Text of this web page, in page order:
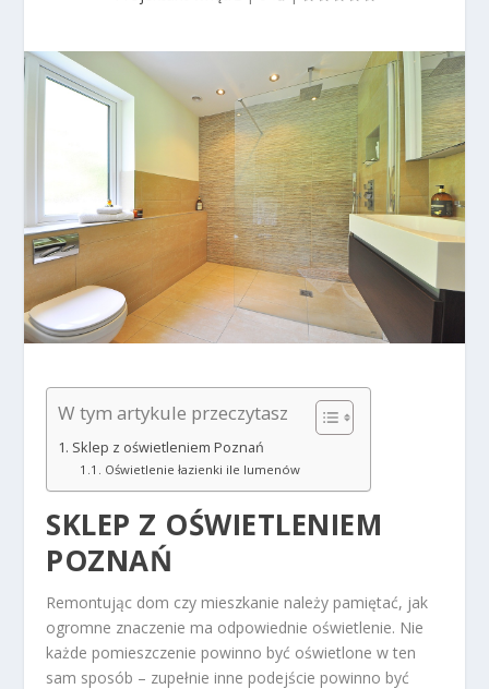
W tym artykule przeczytasz
Sklep z oświetleniem Poznań
Oświetlenie łazienki ile lumenów
SKLEP Z OŚWIETLENIEM
POZNAŃ
Remontując dom czy mieszkanie należy pamiętać, jak
ogromne znaczenie ma odpowiednie oświetlenie. Nie
każde pomieszczenie powinno być oświetlone w ten
sam sposób – zupełnie inne podejście powinno być